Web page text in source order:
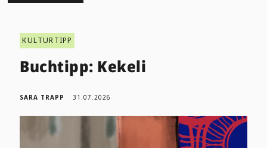
KULTURTIPP
Buchtipp: Kekeli
SARA TRAPP 31.07.2026